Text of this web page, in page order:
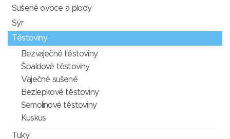
Sušené ovoce a plody
Sýr
Těstoviny
Bezvaječné těstoviny
Špaldové těstoviny
Vaječné sušené
Bezlepkové těstoviny
Semolinové těstoviny
Kuskus
Tuky